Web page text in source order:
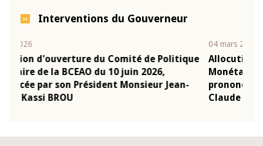
Interventions du Gouverneur
04 mars 2026
Allocution d'ouverture du Comité de Politique
Monétaire de la BCEAO du 4 mars 2026,
prononcée par son Président Monsieur Jean-
Claude Kassi BROU